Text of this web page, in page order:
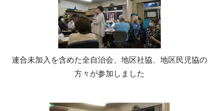
連合未加入を含めた全自治会、地区社協、地区民児協の
方々が参加しました